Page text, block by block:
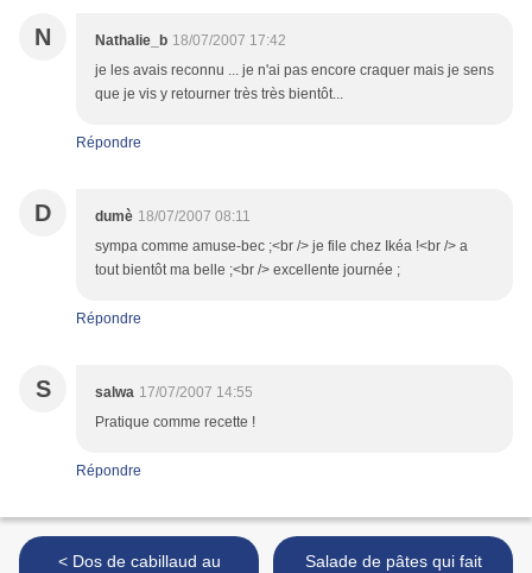
N Nathalie_b 18/07/2007 17:42
je les avais reconnu ... je n'ai pas encore craquer mais je sens
que je vis y retourner très très bientôt...
Répondre
D dumè 18/07/2007 08:11
sympa comme amuse-bec ;<br /> je file chez Ikéa !<br /> a
tout bientôt ma belle ;<br /> excellente journée ;
Répondre
S salwa 17/07/2007 14:55
Pratique comme recette !
Répondre
< Dos de cabillaud au
Salade de pâtes qui fait